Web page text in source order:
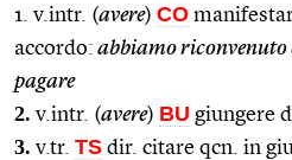
1. v.intr. (avere) CO
accordo: abbiamo
pagare
2. v.intr. (avere) BU giungere
3. v.tr. TS dir. citare qcn. in